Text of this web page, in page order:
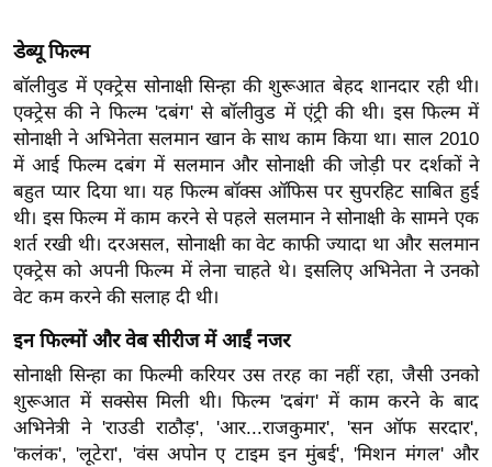
त
यं
ग
इं
डि
या
सा
हि
त्य
ज
ग
त
ऑ
टो
डेब्यू फिल्म
बॉलीवुड में एक्ट्रेस सोनाक्षी सिन्हा की शुरूआत बेहद शानदार रही थी।
एक्ट्रेस की ने फिल्म 'दबंग' से बॉलीवुड में एंट्री की थी। इस फिल्म में
सोनाक्षी ने अभिनेता सलमान खान के साथ काम किया था। साल 2010
में आई फिल्म दबंग में सलमान और सोनाक्षी की जोड़ी पर दर्शकों ने
बहुत प्यार दिया था। यह फिल्म बॉक्स ऑफिस पर सुपरहिट साबित हुई
थी। इस फिल्म में काम करने से पहले सलमान ने सोनाक्षी के सामने एक
शर्त रखी थी। दरअसल, सोनाक्षी का वेट काफी ज्यादा था और सलमान
एक्ट्रेस को अपनी फिल्म में लेना चाहते थे। इसलिए अभिनेता ने उनको
वेट कम करने की सलाह दी थी।
इन फिल्मों और वेब सीरीज में आईं नजर
सोनाक्षी सिन्हा का फिल्मी करियर उस तरह का नहीं रहा, जैसी उनको
शुरूआत में सक्सेस मिली थी। फिल्म 'दबंग' में काम करने के बाद
अभिनेत्री ने 'राउडी राठौड़', 'आर...राजकुमार', 'सन ऑफ सरदार',
'कलंक', 'लूटेरा', 'वंस अपोन ए टाइम इन मुंबई', 'मिशन मंगल' और